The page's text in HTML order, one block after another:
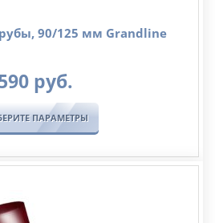
90/125 мм Grandline
руб.
ПАРАМЕТРЫ